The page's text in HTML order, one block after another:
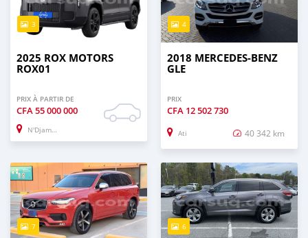
3
2025 ROX MOTORS
ROX01
PRIX À PARTIR DE
CFA55 000 000
N'Djamena
4
2018 MERCEDES‒BENZ
GLE
PRIX
CFA 12 502 730
Ati 40 342 km
7 6